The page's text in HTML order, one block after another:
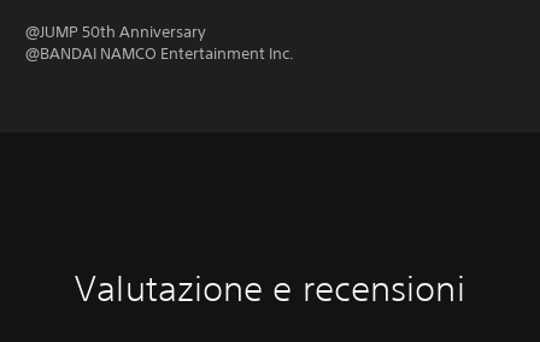
@JUMP 50th Anniversary
@BANDAI NAMCO Entertainment Inc.
Valutazione e recensioni